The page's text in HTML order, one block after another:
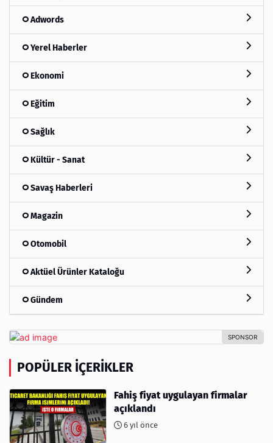
Adwords
Yerel Haberler
Ekonomi
Eğitim
Sağlık
Kültür - Sanat
Savaş Haberleri
Magazin
Otomobil
Aktüel Ürünler Kataloğu
Gündem
POPÜLER İÇERIKLER
Fahiş fiyat uygulayan firmalar
açıklandı
6 yıl önce